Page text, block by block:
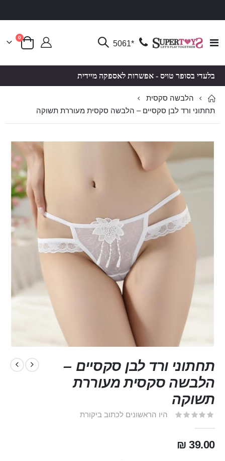
Toggle
*5061 סל קניות
0פריטים
בלעדי בסופר טויס - אפשרות לאספקה מיידית
הלבשה סקסית
תחתוני ורד לבן סקסיים – הלבשה סקסית מעוררת תשוקה
לסוף
להתחלה
תחתוני ורד לבן סקסיים –
הלבשה סקסית מעוררת
תשוקה
היו הראשונים לכתוב ביקורת
39.00 ₪